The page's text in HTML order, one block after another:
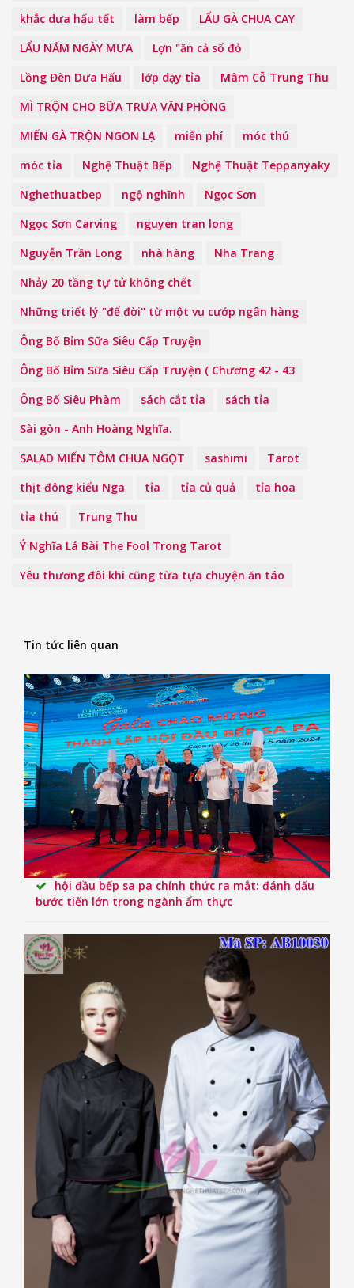
khắc dưa hấu tết
làm bếp
LẨU GÀ CHUA CAY
LẨU NẤM NGÀY MƯA
Lợn "ăn cả sổ đỏ
Lồng Đèn Dưa Hấu
lớp dạy tỉa
Mâm Cỗ Trung Thu
MÌ TRỘN CHO BỮA TRƯA VĂN PHÒNG
MIẾN GÀ TRỘN NGON LẠ
miễn phí
móc thú
móc tỉa
Nghệ Thuật Bếp
Nghệ Thuật Teppanyaky
Nghethuatbep
ngộ nghĩnh
Ngọc Sơn
Ngọc Sơn Carving
nguyen tran long
Nguyễn Trần Long
nhà hàng
Nha Trang
Nhảy 20 tầng tự tử không chết
Những triết lý "để đời" từ một vụ cướp ngân hàng
Ông Bố Bỉm Sữa Siêu Cấp Truyện
Ông Bố Bỉm Sữa Siêu Cấp Truyện ( Chương 42 - 43
Ông Bố Siêu Phàm
sách cắt tỉa
sách tỉa
Sài gòn - Anh Hoàng Nghĩa.
SALAD MIẾN TÔM CHUA NGỌT
sashimi
Tarot
thịt đông kiểu Nga
tỉa tỉa củ quả
tỉa hoa
tỉa thú
Trung Thu
Ý Nghĩa Lá Bài The Fool Trong Tarot
Yêu thương đôi khi cũng từa tựa chuyện ăn táo
Tin tức liên quan
hội đầu bếp sa pa chính thức ra mắt: đánh dấu
bước tiến lớn trong ngành ẩm thực